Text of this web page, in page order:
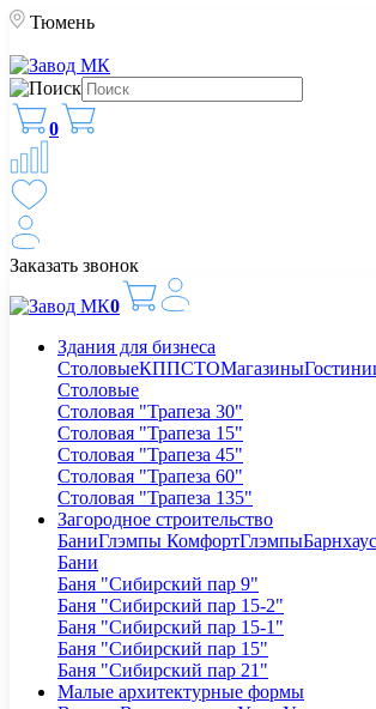
Тюмень
0
Заказать звонок
0
Здания для бизнеса
СтоловыеКППСТОМагазины
Столовые
Столовая "Трапеза 30"
Столовая "Трапеза 15"
Столовая "Трапеза 45"
Столовая "Трапеза 60"
Столовая "Трапеза 135"
Загородное строительство
БаниГлэмпы КомфортГлэмпы
Бани
Баня "Сибирский пар 9"
Баня "Сибирский пар 15-2"
Баня "Сибирский пар 15-1"
Баня "Сибирский пар 15"
Баня "Сибирский пар 21"
Малые архитектурные формы